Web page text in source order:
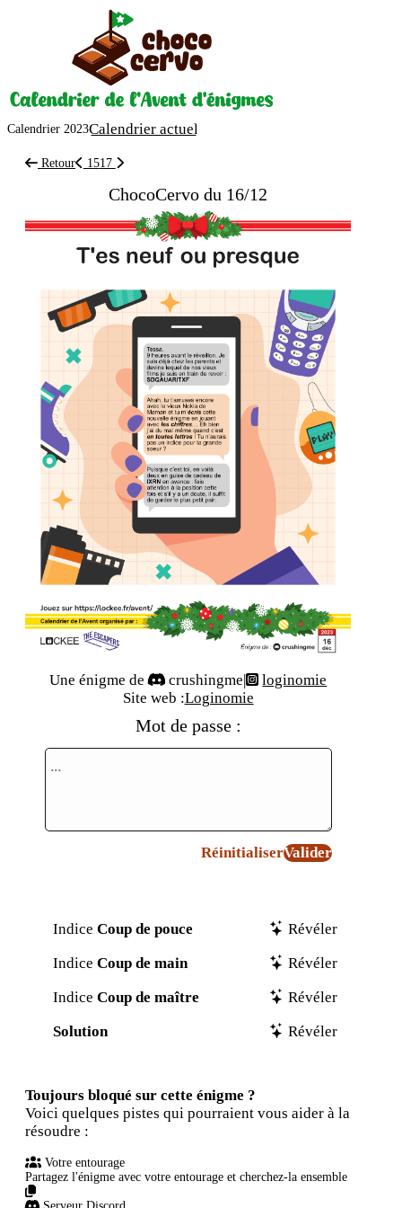
Calendrier 2023Calendrier actuel
Retour 1517
ChocoCervo du 16/12
Une énigme de crushingme
loginomie
Site web :Loginomie
Mot de passe :
RéinitialiserValider
Indice Coup de pouce
Révéler
Indice Coup de main
Révéler
Indice Coup de maître
Révéler
Solution
Révéler
Toujours bloqué sur cette énigme ?
Voici quelques pistes qui pourraient vous aider à la
résoudre :
Votre entourage
Partagez l'énigme avec votre entourage et cherchez-la ensemble